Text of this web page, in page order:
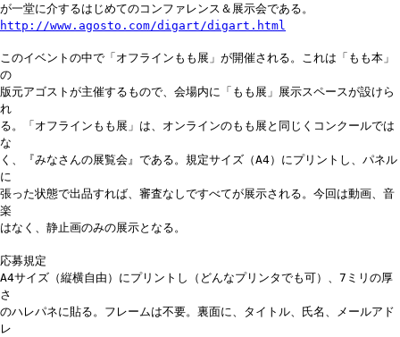
が一堂に介するはじめてのコンファレンス＆展示会である。
http://www.agosto.com/digart/digart.html
このイベントの中で「オフラインもも展」が開催される。これは「もも本」
の
版元アゴストが主催するもので、会場内に「もも展」展示スペースが設けら
れ
る。「オフラインもも展」は、オンラインのもも展と同じくコンクールでは
な
く、『みなさんの展覧会』である。規定サイズ（A4）にプリントし、パネル
に
張った状態で出品すれば、審査なしですべてが展示される。今回は動画、音
楽
はなく、静止画のみの展示となる。
応募規定
A4サイズ（縦横自由）にプリントし（どんなプリンタでも可）、7ミリの厚
さ
のハレパネに貼る。フレームは不要。裏面に、タイトル、氏名、メールアド
レ